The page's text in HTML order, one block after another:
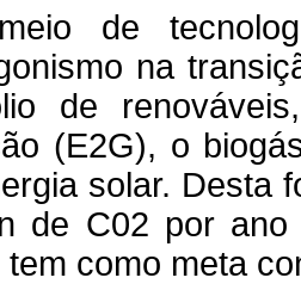
de
na
de
(E2G), o
solar. Desta
de C02 por
tem como meta